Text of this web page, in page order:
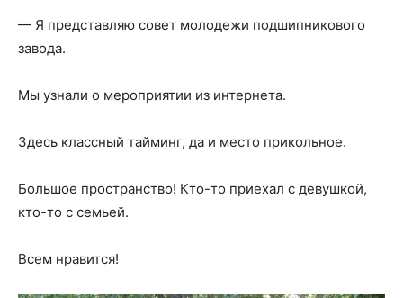
— Я представляю совет молодежи подшипникового
завода.
Мы узнали о мероприятии из интернета.
Здесь классный тайминг, да и место прикольное.
Большое пространство! Кто-то приехал с девушкой,
кто-то с семьей.
Всем нравится!